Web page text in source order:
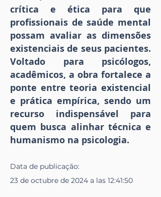
crítica e ética para que
profissionais de saúde mental
possam avaliar as dimensões
existenciais de seus pacientes.
Voltado para psicólogos,
acadêmicos, a obra fortalece a
ponte entre teoria existencial
e prática empírica, sendo um
recurso indispensável para
quem busca alinhar técnica e
humanismo na psicologia.
Data de publicação:
23 de octubre de 2024 a las 12:41:50